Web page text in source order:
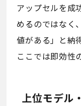
アップセルを成
めるのではなく
値がある」と納
ここでは即効性
上位モデル